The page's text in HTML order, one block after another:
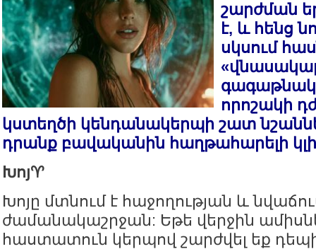
շարժման
է, և հենց
սկսում
որոշակի
կստեղծի կենդանակերպի շատ
դրանք բավականին հաղթահարելի
Խոյ♈️
Խոյը մտնում է հաջողության և
ժամանակաշրջան: Եթե վերջին
հաստատուն կերպով շարժվել եք